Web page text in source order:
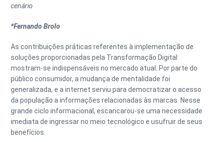
cenário
*Fernando Brolo
As contribuições práticas referentes à implementação de
soluções proporcionadas pela Transformação Digital
mostram-se indispensáveis no mercado atual. Por parte do
público consumidor, a mudança de mentalidade foi
generalizada, e a internet serviu para democratizar o acesso
da população a informações relacionadas às marcas. Nesse
grande ciclo informacional, escancarou-se uma necessidade
imediata de ingressar no meio tecnológico e usufruir de seus
benefícios.